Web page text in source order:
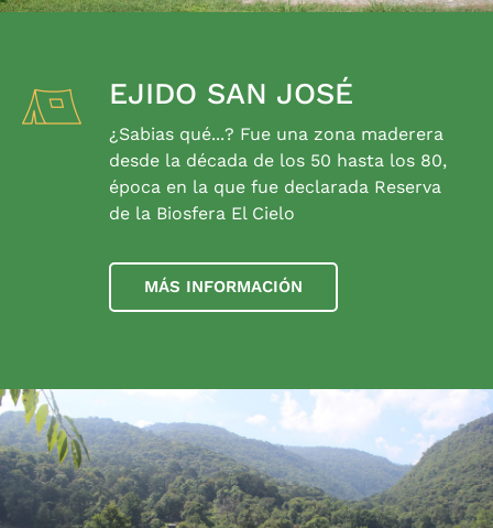
EJIDO SAN JOSÉ
¿Sabias qué...? Fue una zona maderera
desde la década de los 50 hasta los 80,
época en la que fue declarada Reserva
de la Biosfera El Cielo
MÁS INFORMACIÓN